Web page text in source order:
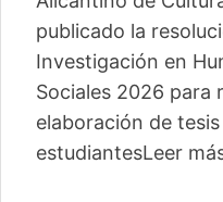
publicado la
Investigación en
Sociales 2026 para
elaboración de
estudiantesLeer